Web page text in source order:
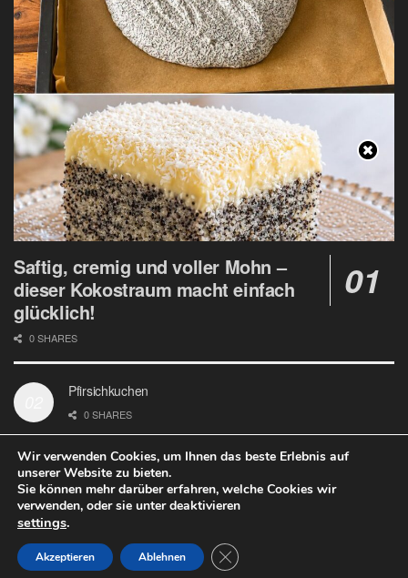
Saftig, cremig und voller Mohn –
dieser Kokostraum macht einfach
glücklich!
0 SHARES
Pfirsichkuchen
0 SHARES
Datenschutz Google Analytics und Cookie Dateien
© 2020Welt Rezept - design with ♥ by Welt Rezept
Wir verwenden Cookies, um Ihnen das beste Erlebnis auf
unserer Website zu bieten.
Sie können mehr darüber erfahren, welche Cookies wir
verwenden, oder sie unter deaktivieren
settings.
Akzeptieren Ablehnen Close GDPR Cookie Banner